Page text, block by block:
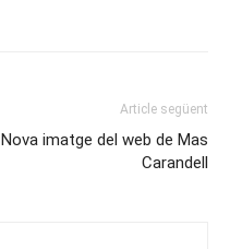
Article següent
Nova imatge del web de Mas
Carandell